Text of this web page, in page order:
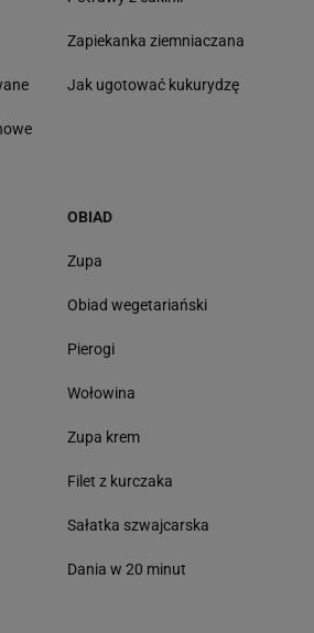
Zapiekanka ziemniaczana
Jak ugotować kukurydzę
OBIAD
Zupa
Obiad wegetariański
Pierogi
Wołowina
Zupa krem
Filet z kurczaka
Sałatka szwajcarska
Dania w 20 minut